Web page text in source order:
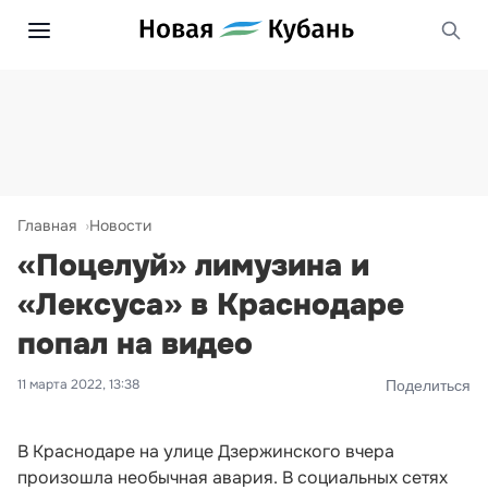
Главная Новости
«Поцелуй» лимузина и
«Лексуса» в Краснодаре
попал на видео
11 марта 2022, 13:38 Поделиться
В Краснодаре на улице Дзержинского вчера
произошла необычная авария. В социальных сетях